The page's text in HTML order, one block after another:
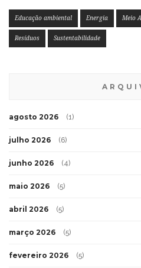
Educação ambiental Energia Meio
Resíduos Sustentabilidade
agosto 2026 (1)
julho 2026 (6)
junho 2026 (4)
maio 2026 (5)
abril 2026 (5)
março 2026 (5)
fevereiro 2026 (5)